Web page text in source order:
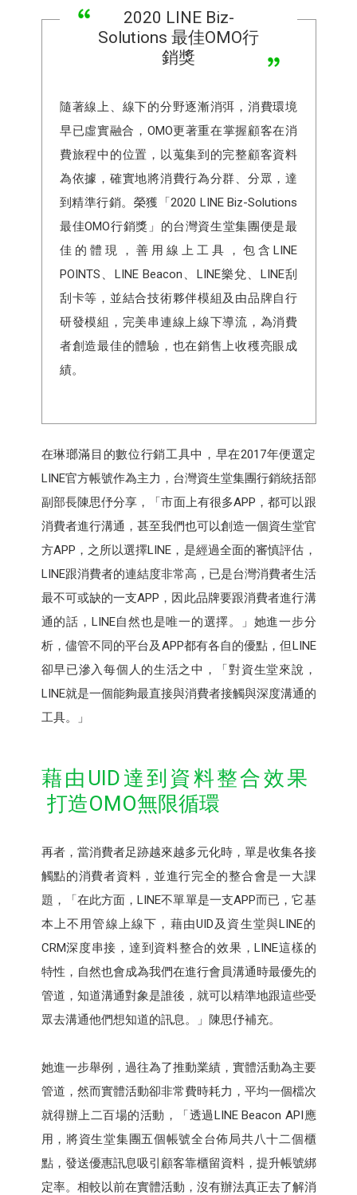
2020 LINE Biz-
Solutions 最佳OMO行
銷獎
隨著線上、線下的分野逐漸消弭，消費環境
早已虛實融合，OMO更著重在掌握顧客在消
費旅程中的位置，以蒐集到的完整顧客資料
為依據，確實地將消費行為分群、分眾，達
到精準行銷。榮獲「2020 LINE Biz-Solutions
最佳OMO行銷獎」的台灣資生堂集團便是最
佳的體現，善用線上工具，包含LINE
POINTS、LINE Beacon、LINE樂兌、LINE刮
刮卡等，並結合技術夥伴模組及由品牌自行
研發模組，完美串連線上線下導流，為消費
者創造最佳的體驗，也在銷售上收穫亮眼成
績。
在琳瑯滿目的數位行銷工具中，早在2017年便選定
LINE官方帳號作為主力，台灣資生堂集團行銷統括部
副部長陳思伃分享，「市面上有很多APP，都可以跟
消費者進行溝通，甚至我們也可以創造一個資生堂官
方APP，之所以選擇LINE，是經過全面的審慎評估，
LINE跟消費者的連結度非常高，已是台灣消費者生活
最不可或缺的一支APP，因此品牌要跟消費者進行溝
通的話，LINE自然也是唯一的選擇。」她進一步分
析，儘管不同的平台及APP都有各自的優點，但LINE
卻早已滲入每個人的生活之中，「對資生堂來說，
LINE就是一個能夠最直接與消費者接觸與深度溝通的
工具。」
藉由UID達到資料整合效果
打造OMO無限循環
再者，當消費者足跡越來越多元化時，單是收集各接
觸點的消費者資料，並進行完全的整合會是一大課
題，「在此方面，LINE不單單是一支APP而已，它基
本上不用管線上線下，藉由UID及資生堂與LINE的
CRM深度串接，達到資料整合的效果，LINE這樣的
特性，自然也會成為我們在進行會員溝通時最優先的
管道，知道溝通對象是誰後，就可以精準地跟這些受
眾去溝通他們想知道的訊息。」陳思伃補充。
她進一步舉例，過往為了推動業績，實體活動為主要
管道，然而實體活動卻非常費時耗力，平均一個檔次
就得辦上二百場的活動，「透過LINE Beacon API應
用，將資生堂集團五個帳號全台佈局共八十二個櫃
點，發送優惠訊息吸引顧客靠櫃留資料，提升帳號綁
定率。相較以前在實體活動，沒有辦法真正去了解消